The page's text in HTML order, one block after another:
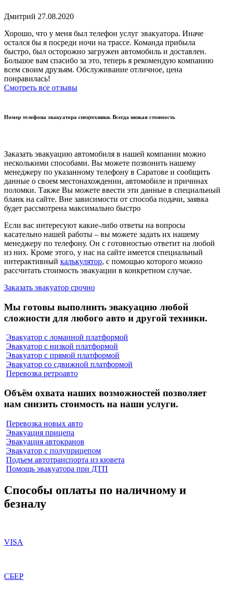
Дмитрий 27.08.2020
Хорошо, что у меня был телефон услуг эвакуатора. Иначе
остался бы я посреди ночи на трассе. Команда прибыла
быстро, был осторожно загружен автомобиль и доставлен.
Большое вам спасибо за это, теперь я рекомендую компанию
всем своим друзьям. Обслуживание отличное, цена
понравилась!
Смотреть все отзывы
Номер телефона эвакуатора спецтехники. Всегда низкая стоимость
Заказать эвакуацию автомобиля в нашей компании можно
несколькими способами. Вы можете позвонить нашему
менеджеру по указанному телефону в Саратове и сообщить
данные о своем местонахождении, автомобиле и причинах
поломки. Также Вы можете ввести эти данные в специальный
бланк на сайте. Вне зависимости от способа подачи, заявка
будет рассмотрена максимально быстро
Если вас интересуют какие-либо ответы на вопросы
касательно нашей работы – вы можете задать их нашему
менеджеру по телефону. Он с готовностью ответит на любой
из них. Кроме этого, у нас на сайте имеется специальный
интерактивный калькулятор, с помощью которого можно
рассчитать стоимость эвакуации в конкретном случае.
Заказать эвакуатор срочно
Мы готовы выполнить эвакуацию любой
сложности для любого авто и другой техники.
Эвакуатор с ломанной платформой
Эвакуатор с низкой платформой
Эвакуатор с прямой платформой
Эвакуатор со сдвижной платформой
Перевозка ретроавто
Объём охвата наших возможностей позволяет
нам снизить стоимость на наши услуги.
Перевозка новых авто
Эвакуация прицепа
Эвакуация автокранов
Эвакуатор с полуприцепом
Подъем автотранспорта из кювета
Помощь эвакуатора при ДТП
Способы оплаты по наличному и
безналу
VISA
СБЕР